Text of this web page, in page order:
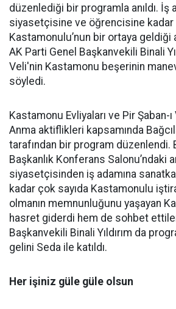
düzenlediği bir programla anıldı. İş
siyasetçisine ve öğrencisine kadar
Kastamonulu’nun bir ortaya
AK Parti Genel Başkanvekili Binali
Veli'nin Kastamonu beşerinin
söyledi.
Kastamonu Evliyaları ve Pir Şaban-
Anma aktiflikleri kapsamında
tarafından bir program düzenlendi.
Başkanlık Konferans Salonu’ndaki
siyasetçisinden iş adamına
kadar çok sayıda Kastamonulu
olmanın memnunluğunu yaşayan
hasret giderdi hem de sohbet
Başkanvekili Binali Yıldırım da
gelini Seda ile katıldı.
Her işiniz güle güle olsun